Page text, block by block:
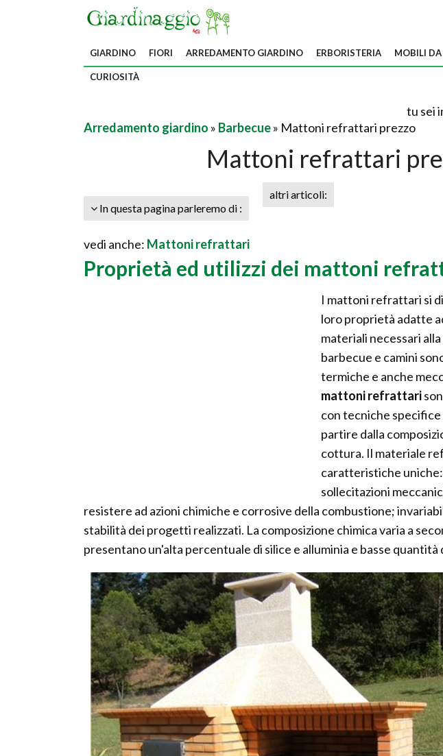
GIARDINO FIORI ARREDAMENTO GIARDINO ERBORISTERIA MOBILI
CURIOSITÀ
tu sei
Arredamento giardino » Barbecue» Mattoni refrattari prezzo
Mattoni refrattari
In questa pagina parleremo di :
altri articoli:
vedi anche: Mattoni refrattari
Proprietà ed utilizzi dei mattoni
I mattoni refrattari si
loro proprietà adatte
materiali necessari
barbecue e camini
termiche e anche
mattoni refrattari
con tecniche
partire dalla
cottura. Il materiale
caratteristiche
sollecitazioni
resistere ad azioni chimiche e corrosive della combustione;
stabilità dei progetti realizzati. La composizione chimica varia a
presentano un'alta percentuale di silice e alluminia e basse quantità